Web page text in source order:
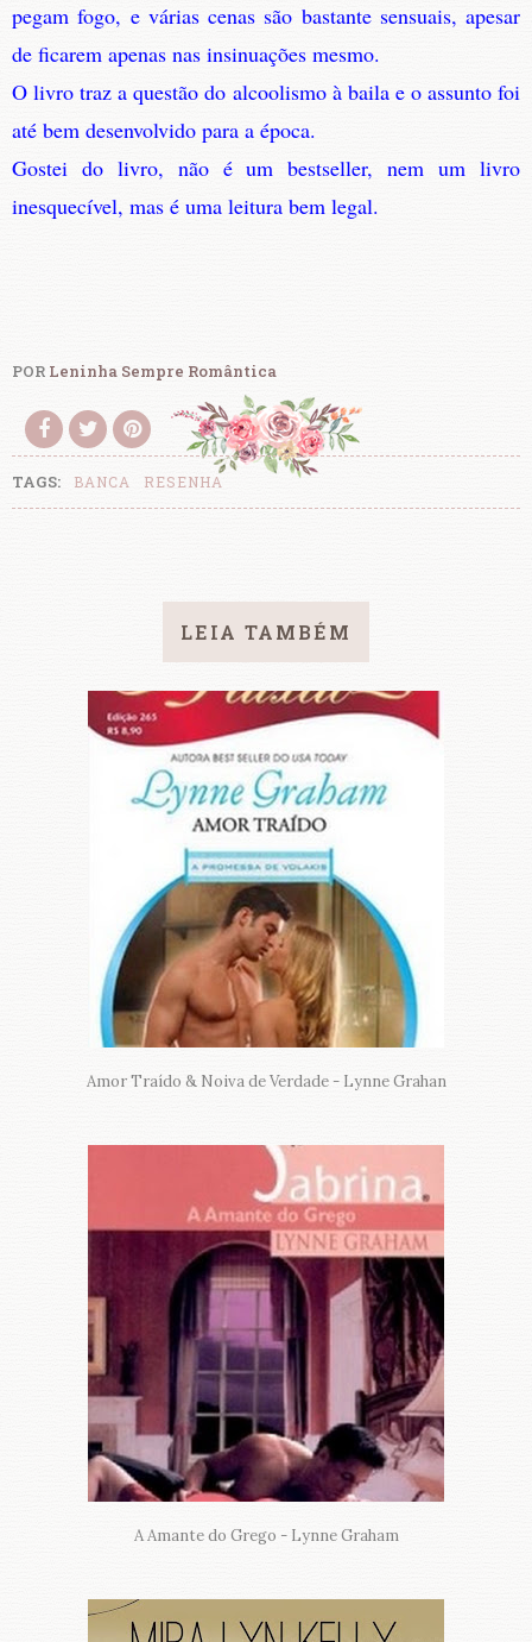
pegam fogo, e várias cenas são bastante sensuais, apesar
de ficarem apenas nas insinuações mesmo.
O livro traz a questão do alcoolismo à baila e o assunto foi
até bem desenvolvido para a época.
Gostei do livro, não é um bestseller, nem um livro
inesquecível, mas é uma leitura bem legal.
POR Leninha Sempre Romântica
TAGS: BANCA RESENHA
LEIA TAMBÉM
Amor Traído & Noiva de Verdade - Lynne Grahan
A Amante do Grego - Lynne Graham